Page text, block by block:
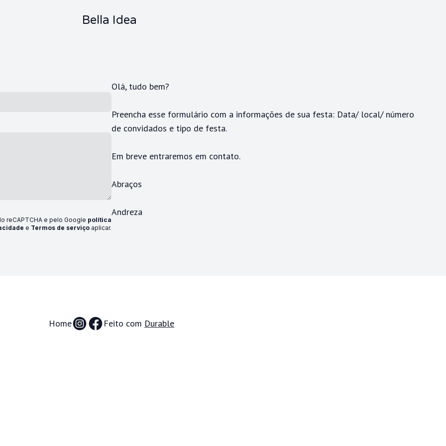
Bella Idea
Olá, tudo bem?
Preencha esse formulário com a informações de sua festa: Data/ local/ número
de convidados e tipo de festa.
Em breve entraremos em contato.
Abraços
Andreza
reCAPTCHA e pelo Google política
e Termos de serviço aplicar.
Home Feito com Durable